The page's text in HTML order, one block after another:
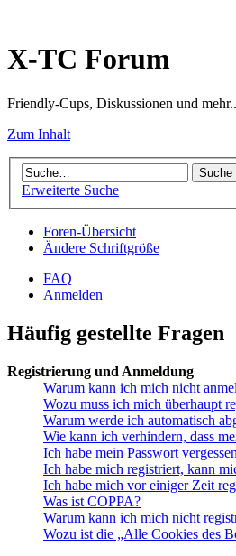
X-TC Forum
Friendly-Cups, Diskussionen und
Zum Inhalt
Erweiterte Suche
Foren-Übersicht
Ändere Schriftgröße
FAQ
Anmelden
Häufig gestellte Fragen
Registrierung und Anmeldung
Warum kann ich mich nicht
Wozu muss ich mich überhaupt
Warum werde ich automatisch
Wie kann ich verhindern, dass
Ich habe mein Passwort
Ich habe mich registriert, kann
Ich habe mich vor einiger Zeit
Was ist COPPA?
Warum kann ich mich nicht
Wozu ist die „Alle Cookies des